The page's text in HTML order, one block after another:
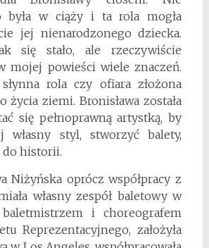
była w ciąży i ta rola mogła
jej nienarodzonego dziecka.
się stało, ale rzeczywiście
mojej powieści wiele znaczeń.
rola czy ofiara złożona
życia ziemi. Bronisława została
się pełnoprawną artystką, by
własny styl, stworzyć balety,
do historii.
Niżyńska oprócz współpracy z
własny zespół baletowy w
i choreografem
Reprezentacyjnego, założyła